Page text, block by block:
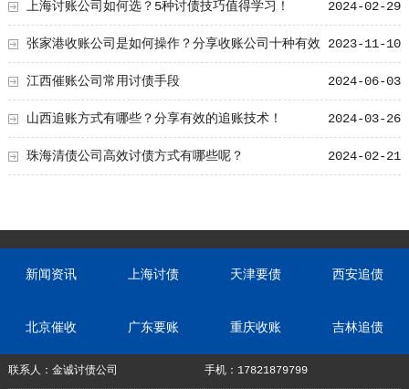
2024-02-29
上海讨账公司如何选？5种讨债技巧值得学习！
2023-11-10
张家港收账公司是如何操作？分享收账公司十种有效
技巧 2024-06-03
江西催账公司常用讨债手段
2024-03-26
山西追账方式有哪些？分享有效的追账技术！
2024-02-21
珠海清债公司高效讨债方式有哪些呢？
新闻资讯 上海讨债 天津要债 西安追债
北京催收 广东要账 重庆收账 吉林追债
联系人：金诚讨债公司 手机：17821879799